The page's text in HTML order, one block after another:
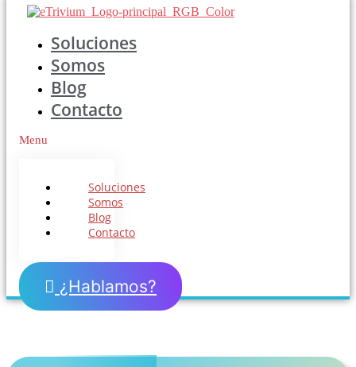
Soluciones
Somos
Blog
Contacto
Menu
Soluciones
Somos
Blog
Contacto
¿Hablamos?